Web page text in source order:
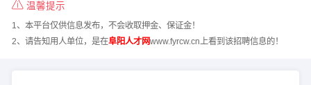
温馨提示
1、本平台仅供信息发布，不会收取押金、保证金！
2、请告知用人单位，是在阜阳人才网www.fyrcw.cn上看到该招聘信息的！